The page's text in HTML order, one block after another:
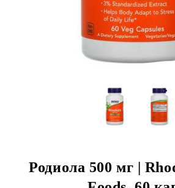
Родиола 500 мг |